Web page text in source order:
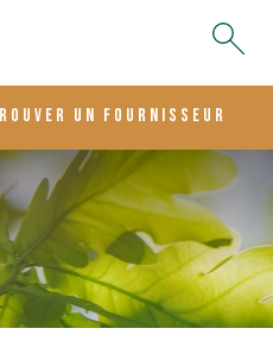
un fournisseur